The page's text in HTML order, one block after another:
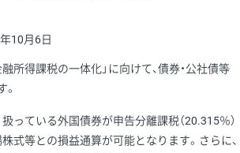
10月6日
所得課税の一体化」に向けて、債券・公社債等
っている外国債券が申告分離課税（20.315％）
式等との損益通算が可能となります。さらに、